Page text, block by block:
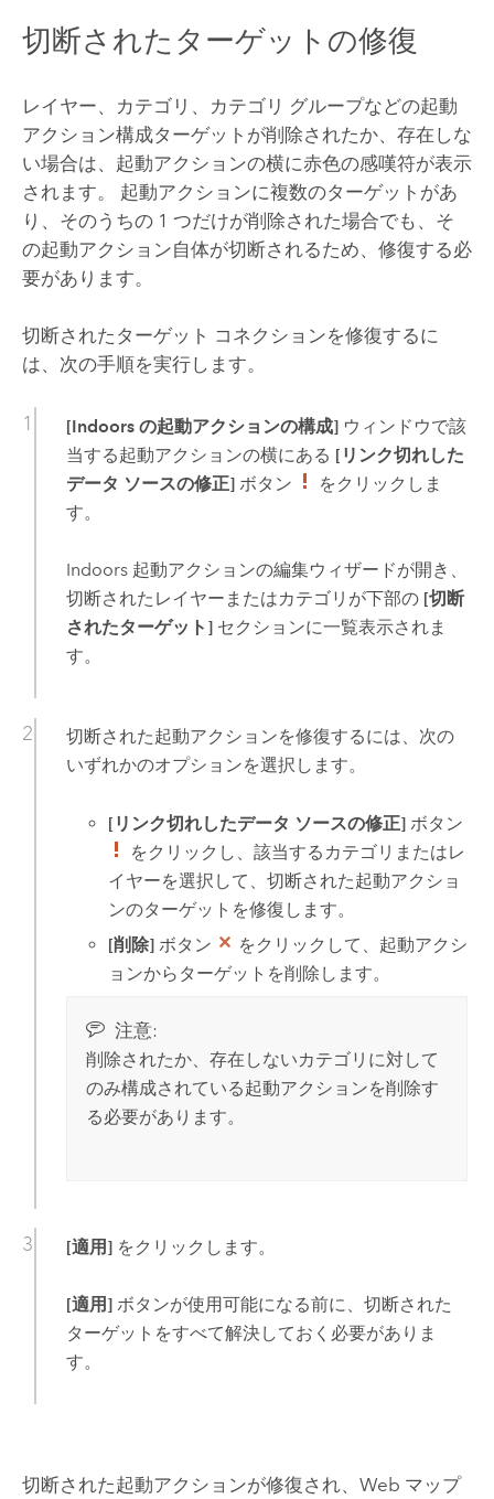
切断されたターゲットの修復
レイヤー、カテゴリ、カテゴリ グループなどの起動
アクション構成ターゲットが削除されたか、存在しな
い場合は、起動アクションの横に赤色の感嘆符が表示
されます。 起動アクションに複数のターゲットがあ
り、そのうちの 1 つだけが削除された場合でも、そ
の起動アクション自体が切断されるため、修復する必
要があります。
切断されたターゲット コネクションを修復するに
は、次の手順を実行します。
[Indoors の起動アクションの構成]ウィンドウで該
当する起動アクションの横にある [リンク切れした
データ ソースの修正]ボタン
をクリックしま
す。
Indoors 起動アクションの編集ウィザードが開き、
切断されたレイヤーまたはカテゴリが下部の [切断
されたターゲット]セクションに一覧表示されま
す。
切断された起動アクションを修復するには、次の
いずれかのオプションを選択します。
[リンク切れしたデータ ソースの修正] ボタン
をクリックし、該当するカテゴリまたはレ
イヤーを選択して、切断された起動アクショ
ンのターゲットを修復します。
[削除] ボタン
をクリックして、起動アクシ
ョンからターゲットを削除します。
注意:
削除されたか、存在しないカテゴリに対して
のみ構成されている起動アクションを削除す
る必要があります。
[適用]をクリックします。
[適用]ボタンが使用可能になる前に、切断された
ターゲットをすべて解決しておく必要がありま
す。
切断された起動アクションが修復され、Web マップ